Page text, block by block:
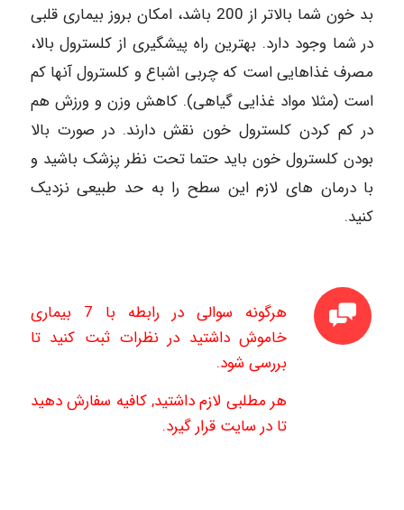
بد خون شما بالاتر از 200 باشد، امکان بروز بیماری قلبی
در شما وجود دارد. بهترین راه پیشگیری از کلسترول بالا،
مصرف غذاهایی است که چربی اشباع و کلسترول آنها کم
است (مثلا مواد غذایی گیاهی). کاهش وزن و ورزش هم
در کم کردن کلسترول خون نقش دارند. در صورت بالا
بودن کلسترول خون باید حتما تحت نظر پزشک باشید و
با درمان های لازم این سطح را به حد طبیعی نزدیک
کنید.
هرگونه سوالی در رابطه با 7 بیماری
خاموش داشتید در نظرات ثبت کنید تا
بررسی شود.
هر مطلبی لازم داشتید, کافیه سفارش دهید
تا در سایت قرار گیرد.